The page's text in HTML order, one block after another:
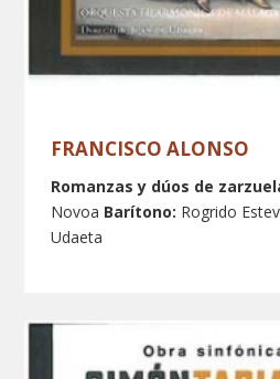
FRANCISCO ALONSO
Romanzas y dúos de
Novoa Barítono: Rogrido
Udaeta